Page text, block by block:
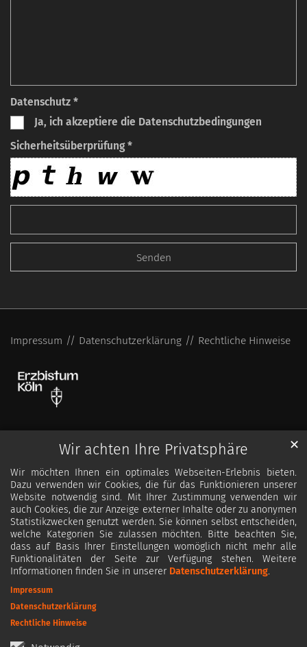
Wir achten Ihre Privatsphäre
Wir möchten Ihnen ein optimales Webseiten-Erlebnis bieten.
Dazu verwenden wir Cookies, die für das Funktionieren unserer
Website notwendig sind. Mit Ihrer Zustimmung verwenden wir
auch Cookies, die zur Anzeige externer Inhalte oder zu anonymen
Statistikzwecken genutzt werden. Sie können selbst entscheiden,
welche Kategorien Sie zulassen möchten. Bitte beachten Sie,
dass auf Basis Ihrer Einstellungen womöglich nicht mehr alle
Funktionalitäten der Seite zur Verfügung stehen. Weitere
Informationen finden Sie in unserer Datenschutzerklärung.
✕
Impressum
Datenschutzerklärung
Rechtliche Hinweise
Datenschutz *
Ja, ich akzeptiere die Datenschutzbedingungen
Sicherheitsüberprüfung *
Impressum Datenschutzerklärung Rechtliche Hinweise